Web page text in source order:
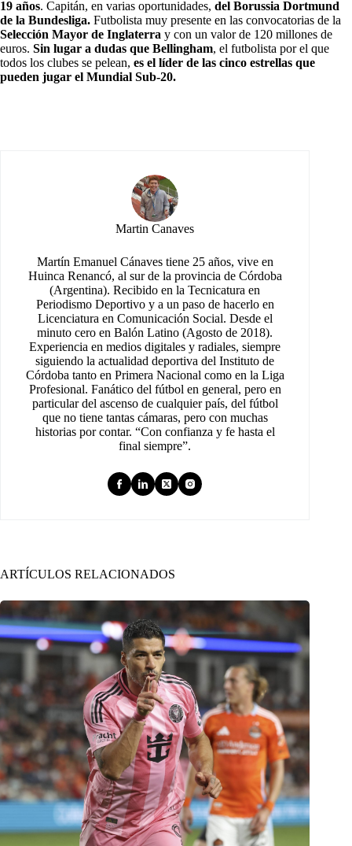
19 años. Capitán, en varias oportunidades, del Borussia Dortmund
de la Bundesliga. Futbolista muy presente en las convocatorias de la
Selección Mayor de Inglaterra y con un valor de 120 millones de
euros. Sin lugar a dudas que Bellingham, el futbolista por el que
todos los clubes se pelean, es el líder de las cinco estrellas que
pueden jugar el Mundial Sub-20.
Martin Canaves
Martín Emanuel Cánaves tiene 25 años, vive en
Huinca Renancó, al sur de la provincia de Córdoba
(Argentina). Recibido en la Tecnicatura en
Periodismo Deportivo y a un paso de hacerlo en
Licenciatura en Comunicación Social. Desde el
minuto cero en Balón Latino (Agosto de 2018).
Experiencia en medios digitales y radiales, siempre
siguiendo la actualidad deportiva del Instituto de
Córdoba tanto en Primera Nacional como en la Liga
Profesional. Fanático del fútbol en general, pero en
particular del ascenso de cualquier país, del fútbol
que no tiene tantas cámaras, pero con muchas
historias por contar. “Con confianza y fe hasta el
final siempre”.
ARTÍCULOS RELACIONADOS